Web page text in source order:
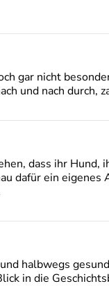
gar nicht
und nach
dass ihr
dafür ein
halbwegs
in die